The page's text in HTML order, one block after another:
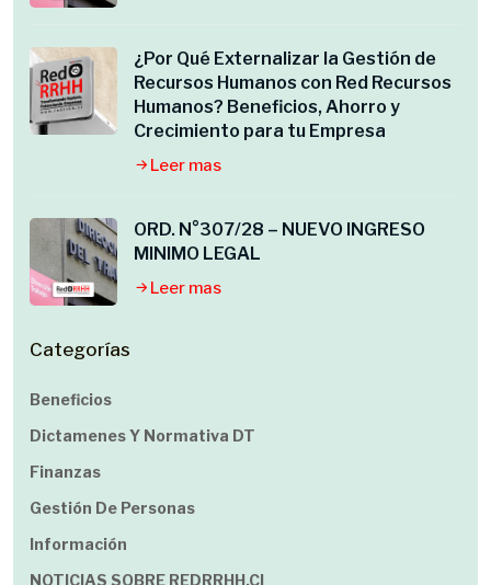
¿Por Qué Externalizar la Gestión de
Recursos Humanos con Red Recursos
Humanos? Beneficios, Ahorro y
Crecimiento para tu Empresa
Leer mas
ORD. N°307/28 – NUEVO INGRESO
MINIMO LEGAL
Leer mas
Categorías
Beneficios
Dictamenes Y Normativa DT
Finanzas
Gestión De Personas
Información
NOTICIAS SOBRE REDRRHH.cl